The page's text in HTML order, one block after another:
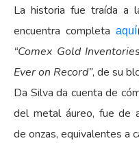
La historia fue traída a
encuentra completa aquí
“Comex Gold
Ever on Record”, de su
Da Silva da cuenta de
del metal áureo, fue de
de onzas, equivalentes a